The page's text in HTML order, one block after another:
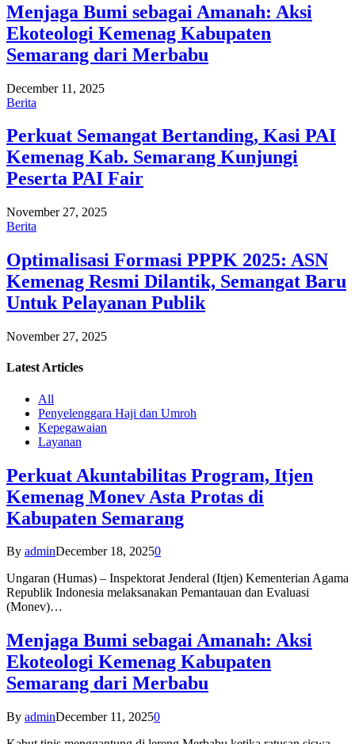
Menjaga Bumi sebagai Amanah: Aksi
Ekoteologi Kemenag Kabupaten
Semarang dari Merbabu
December 11, 2025
Berita
Perkuat Semangat Bertanding, Kasi PAI
Kemenag Kab. Semarang Kunjungi
Peserta PAI Fair
November 27, 2025
Berita
Optimalisasi Formasi PPPK 2025: ASN
Kemenag Resmi Dilantik, Semangat Baru
Untuk Pelayanan Publik
November 27, 2025
Latest Articles
All
Penyelenggara Haji dan Umroh
Kepegawaian
Layanan
Perkuat Akuntabilitas Program, Itjen
Kemenag Monev Asta Protas di
Kabupaten Semarang
By adminDecember 18, 20250
Ungaran (Humas) – Inspektorat Jenderal (Itjen) Kementerian Agama
Republik Indonesia melaksanakan Pemantauan dan Evaluasi
(Monev)…
Menjaga Bumi sebagai Amanah: Aksi
Ekoteologi Kemenag Kabupaten
Semarang dari Merbabu
By adminDecember 11, 20250